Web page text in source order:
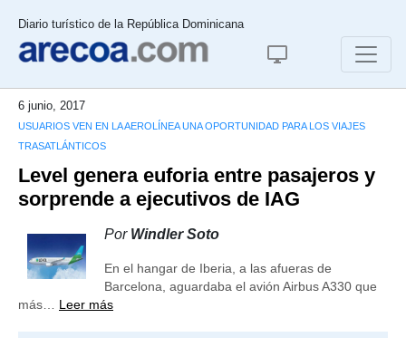
Diario turístico de la República Dominicana
6 junio, 2017
USUARIOS VEN EN LA AEROLÍNEA UNA OPORTUNIDAD PARA LOS VIAJES
TRASATLÁNTICOS
Level genera euforia entre pasajeros y
sorprende a ejecutivos de IAG
Por Windler Soto
En el hangar de Iberia, a las afueras de
Barcelona, aguardaba el avión Airbus A330 que
más… Leer más